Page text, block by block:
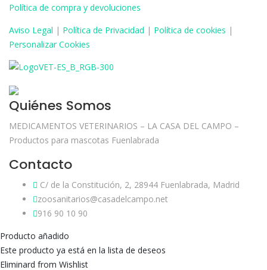
Política de compra y devoluciones
Aviso Legal | Política de Privacidad | Política de cookies |
Personalizar Cookies
Quiénes Somos
MEDICAMENTOS VETERINARIOS – LA CASA DEL CAMPO –
Productos para mascotas Fuenlabrada
Contacto
C/ de la Constitución, 2, 28944 Fuenlabrada, Madrid
zoosanitarios@casadelcampo.net
916 90 10 90
Producto añadido
Este producto ya está en la lista de deseos
Eliminard from Wishlist